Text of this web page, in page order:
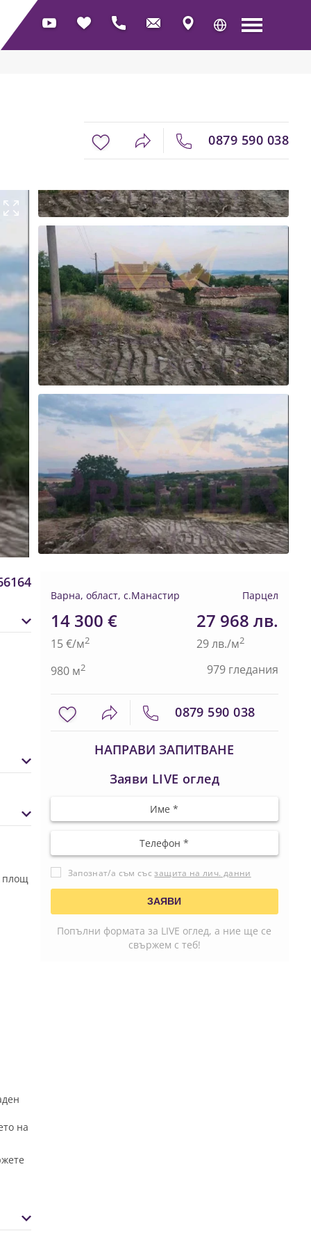
0879 590 038
площ
на
Варна, област, с.Манастир Парцел
14 300 €
15 €/м2
27 968 лв.
29 лв./м2
980 м2 979 гледания
0879 590 038
НАПРАВИ ЗАПИТВАНЕ
Заяви LIVE оглед
Запознат/а съм съсзащита на лич. данни
Попълни формата за LIVE оглед, а ние ще се
свържем с теб!